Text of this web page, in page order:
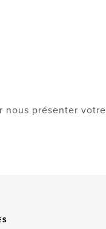
nous présenter votre